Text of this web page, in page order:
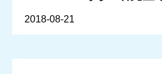
2018-08-21